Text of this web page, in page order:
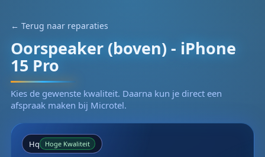
← Terug naar reparaties
Oorspeaker (boven) - iPhone
15 Pro
Kies de gewenste kwaliteit. Daarna kun je direct een
afspraak maken bij Microtel.
Hq Hoge Kwaliteit